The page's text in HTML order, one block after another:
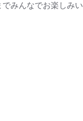
みんなでお楽しみい